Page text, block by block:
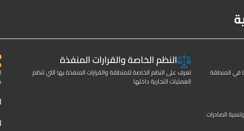
في المنطقة
الصادرات
النظم الخاصة والقرارات المنفذة
تعرف على النظم الخاصة للمنطقة والقرارات المنفذة بها التي تنظم
العمليات التجارية داخلها